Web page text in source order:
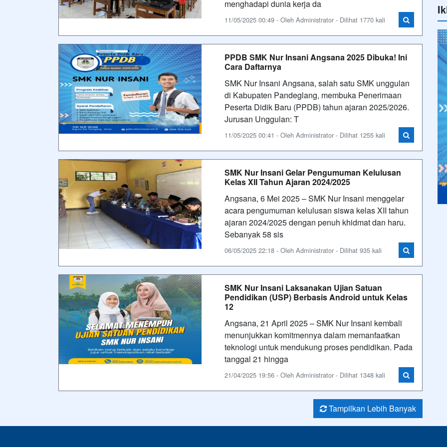
menghadapi dunia kerja da
11/05/2025 00:49 - Oleh Administrator - Dilihat 1770 kali
PPDB SMK Nur Insani Angsana 2025 Dibuka! Ini
Cara Daftarnya
SMK Nur Insani Angsana, salah satu SMK unggulan
di Kabupaten Pandeglang, membuka Penerimaan
Peserta Didik Baru (PPDB) tahun ajaran 2025/2026.
Jurusan Unggulan: T
11/05/2025 00:41 - Oleh Administrator - Dilihat 1255 kali
SMK Nur Insani Gelar Pengumuman Kelulusan
Kelas XII Tahun Ajaran 2024/2025
Angsana, 6 Mei 2025 – SMK Nur Insani menggelar
acara pengumuman kelulusan siswa kelas XII tahun
ajaran 2024/2025 dengan penuh khidmat dan haru.
Sebanyak 58 sis
06/05/2025 22:18 - Oleh Administrator - Dilihat 935 kali
SMK Nur Insani Laksanakan Ujian Satuan
Pendidikan (USP) Berbasis Android untuk Kelas
12
Angsana, 21 April 2025 – SMK Nur Insani kembali
menunjukkan komitmennya dalam memanfaatkan
teknologi untuk mendukung proses pendidikan. Pada
tanggal 21 hingga
21/04/2025 19:56 - Oleh Administrator - Dilihat 1348 kali
Tampilkan Lebih Banyak